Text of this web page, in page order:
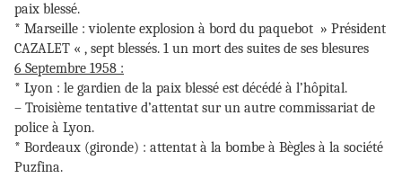
paix blessé.
* Marseille : violente explosion à bord du paquebot » Président
CAZALET « , sept blessés. 1 un mort des suites de ses blesures
6 Septembre 1958 :
* Lyon : le gardien de la paix blessé est décédé à l’hôpital.
– Troisième tentative d’attentat sur un autre commissariat de
police à Lyon.
* Bordeaux (gironde) : attentat à la bombe à Bègles à la société
Puzfina.